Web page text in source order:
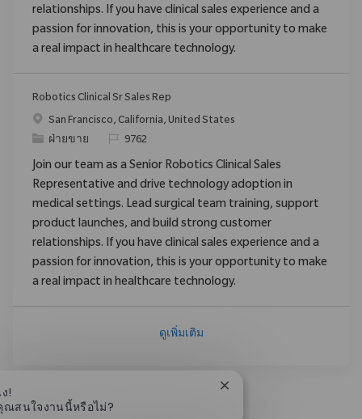
relationships. If you have clinical sales experience and a
passion for innovation, this is your opportunity to make
a real impact in healthcare technology.
Robotics Clinical Sr Sales Rep
สถานที่San Francisco, California, United States
ประเภท
ฝ่ายขาย ReqId9762
Join our team as a Senior Robotics Clinical Sales
Representative and drive technology adoption in
medical settings. Lead surgical team training, support
product launches, and build strong customer
relationships. If you have clinical sales experience and a
passion for innovation, this is your opportunity to make
a real impact in healthcare technology.
ดูเพิ่มเติม
!
ณสนใจงานนี้หรือไม่?
ปิดการแจ้งเตือนแชทบอท